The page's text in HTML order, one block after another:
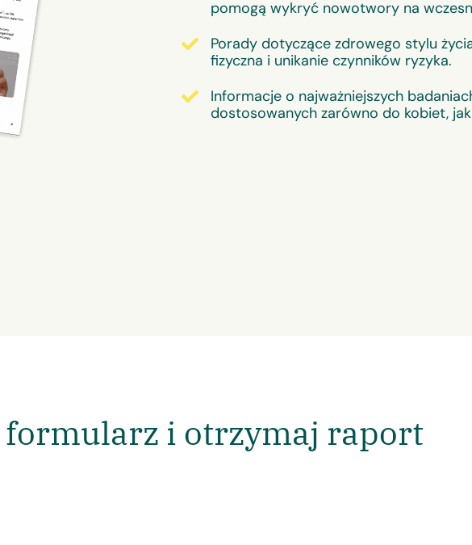
pomogą wykryć nowotwory na
Porady dotyczące zdrowego stylu
fizyczna i unikanie czynników ryzyka.
Informacje o najważniejszych
dostosowanych zarówno do kobiet,
formularz i otrzymaj raport​